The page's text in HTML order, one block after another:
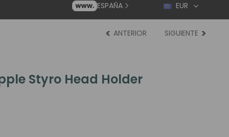
ESPAÑA EUR
ANTERIOR SIGUIENTE
Styro Head Holder